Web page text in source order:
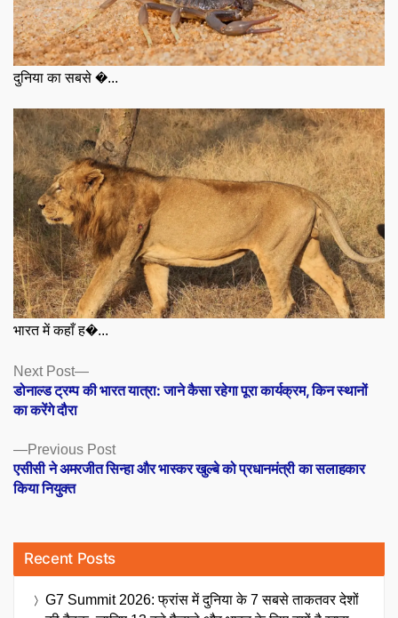
दुनिया का सबसे �...
भारत में कहाँ ह�...
Posts
navigation
Previous PostPrevious
post:
एसीसी ने अमरजीत सिन्हा और भास्कर खुल्बे को प्रधानमंत्री का सलाहकार
किया नियुक्त
Next Post
Next
post:
डोनाल्ड ट्रम्प की भारत यात्रा: जाने कैसा रहेगा पूरा कार्यक्रम, किन स्थानों
का करेंगे दौरा
Recent Posts
G7 Summit 2026: फ्रांस में दुनिया के 7 सबसे ताकतवर देशों